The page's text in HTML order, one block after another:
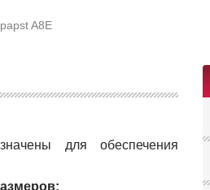
A8E
для обеспечения